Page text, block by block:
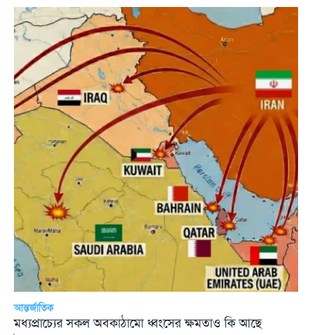
আন্তর্জাতিক
মধ্যপ্রাচ্যের সকল অবকাঠামো ধ্বংসের ক্ষমতাও কি আছে